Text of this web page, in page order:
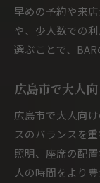
早めの予約や来
や、少人数での
選ぶことで、
広島市で大人
広島市で大人向
スのバランスを
照明、座席の配
人の時間をより